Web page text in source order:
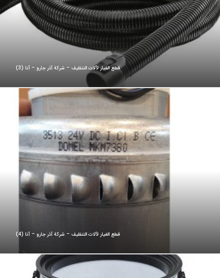
قطع الغيار لآلات التنظيف – شركة آذر جارو – آنا (3)
قطع الغيار لآلات التنظيف – شركة آذر جارو – آنا (4)